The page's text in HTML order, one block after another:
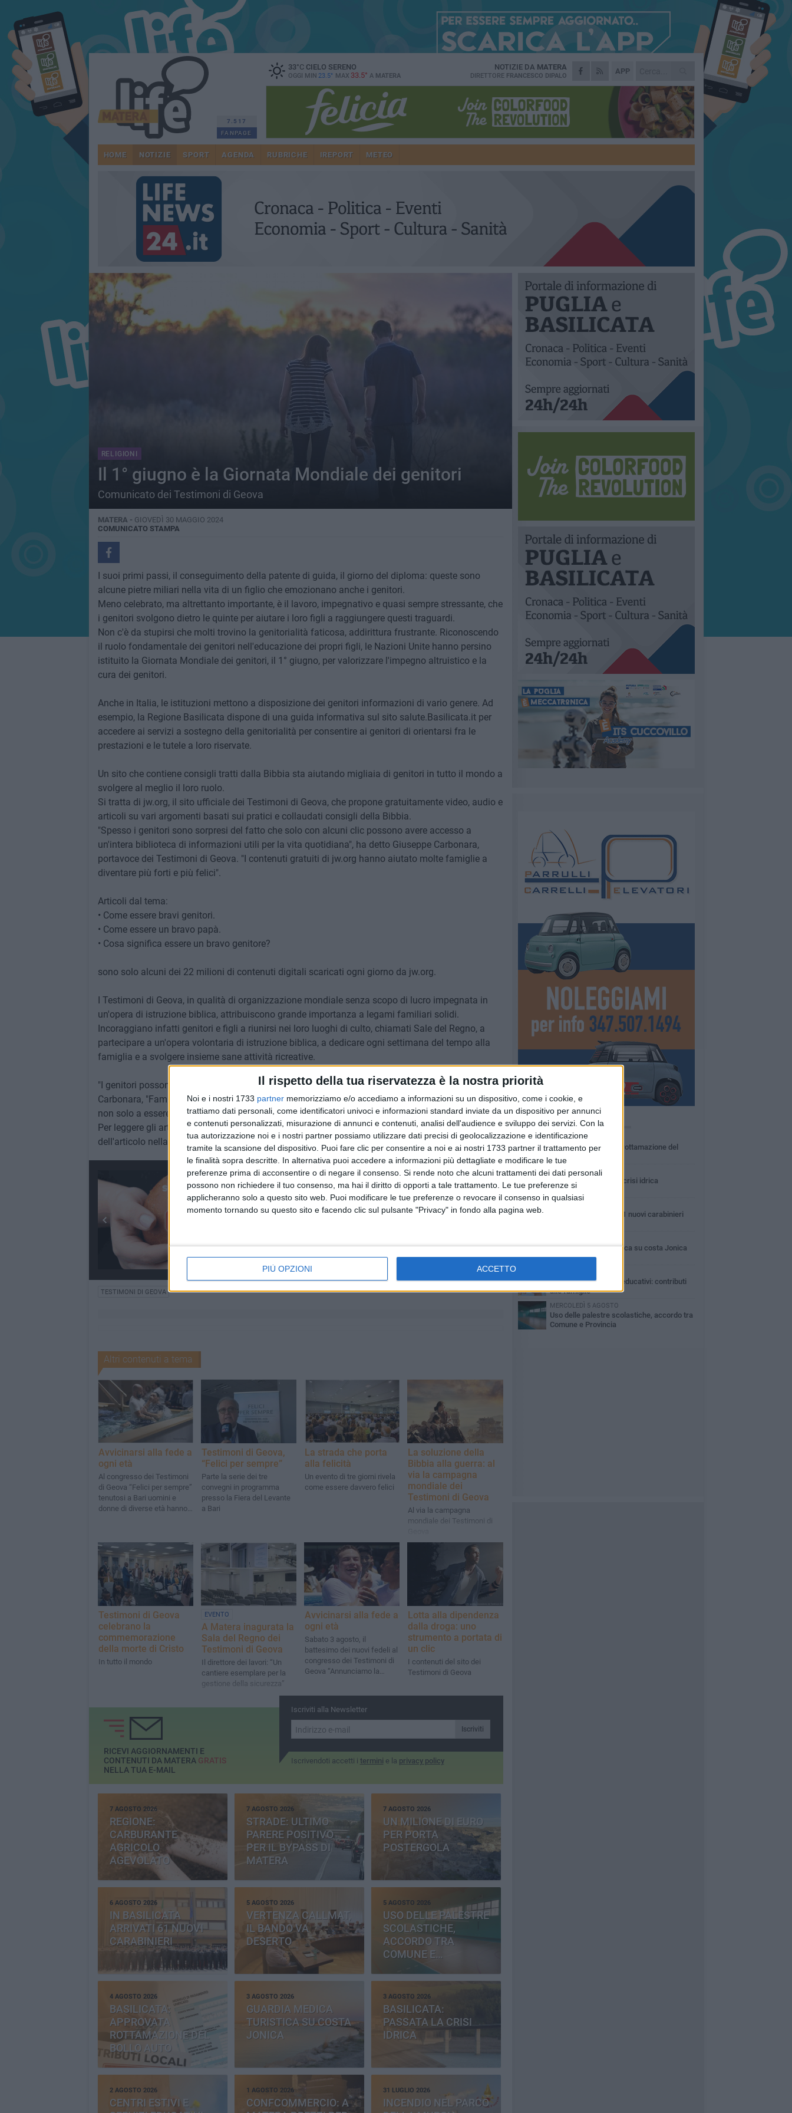
Il rispetto della tua riservatezza è la nostra priorità
Noi e i nostri 1733 partner memorizziamo e/o accediamo a informazioni su un dispositivo, come i cookie, e
trattiamo dati personali, come identificatori univoci e informazioni standard inviate da un dispositivo per annunci
e contenuti personalizzati, misurazione di annunci e contenuti, analisi dell'audience e sviluppo dei servizi. Con la
tua autorizzazione noi e i nostri partner possiamo utilizzare dati precisi di geolocalizzazione e identificazione
tramite la scansione del dispositivo. Puoi fare clic per consentire a noi e ai nostri 1733 partner il trattamento per
le finalità sopra descritte. In alternativa puoi accedere a informazioni più dettagliate e modificare le tue
preferenze prima di acconsentire o di negare il consenso. Si rende noto che alcuni trattamenti dei dati personali
possono non richiedere il tuo consenso, ma hai il diritto di opporti a tale trattamento. Le tue preferenze si
applicheranno solo a questo sito web. Puoi modificare le tue preferenze o revocare il consenso in qualsiasi
momento tornando su questo sito e facendo clic sul pulsante "Privacy" in fondo alla pagina web.
PIÙ OPZIONI ACCETTO
7.517
FANPAGE
33°CCIELO SERENO
OGGI MIN 23.5° MAX 33.5° A MATERA
APP
NOTIZIE DA MATERA
DIRETTORE FRANCESCO DIPALO
HOME NOTIZIE SPORT AGENDA RUBRICHE IREPORT METEO
RELIGIONI
Il 1° giugno è la Giornata Mondiale dei genitori
Comunicato dei Testimoni di Geova
MATERA - GIOVEDÌ 30 MAGGIO 2024
COMUNICATO STAMPA
I suoi primi passi, il conseguimento della patente di guida, il giorno del diploma: queste sono
alcune pietre miliari nella vita di un figlio che emozionano anche i genitori.
Meno celebrato, ma altrettanto importante, è il lavoro, impegnativo e quasi sempre stressante, che
i genitori svolgono dietro le quinte per aiutare i loro figli a raggiungere questi traguardi.
Non c'è da stupirsi che molti trovino la genitorialità faticosa, addirittura frustrante. Riconoscendo
il ruolo fondamentale dei genitori nell'educazione dei propri figli, le Nazioni Unite hanno persino
istituito la Giornata Mondiale dei genitori, il 1° giugno, per valorizzare l'impegno altruistico e la
cura dei genitori.
Anche in Italia, le istituzioni mettono a disposizione dei genitori informazioni di vario genere. Ad
esempio, la Regione Basilicata dispone di una guida informativa sul sito salute.Basilicata.it per
accedere ai servizi a sostegno della genitorialità per consentire ai genitori di orientarsi fra le
prestazioni e le tutele a loro riservate.
Un sito che contiene consigli tratti dalla Bibbia sta aiutando migliaia di genitori in tutto il mondo a
svolgere al meglio il loro ruolo.
Si tratta di jw.org, il sito ufficiale dei Testimoni di Geova, che propone gratuitamente video, audio e
articoli su vari argomenti basati sui pratici e collaudati consigli della Bibbia.
"Spesso i genitori sono sorpresi del fatto che solo con alcuni clic possono avere accesso a
un'intera biblioteca di informazioni utili per la vita quotidiana", ha detto Giuseppe Carbonara,
portavoce dei Testimoni di Geova. "I contenuti gratuiti di jw.org hanno aiutato molte famiglie a
diventare più forti e più felici".
Articoli dal tema:
• Come essere bravi genitori.
• Come essere un bravo papà.
• Cosa significa essere un bravo genitore?
sono solo alcuni dei 22 milioni di contenuti digitali scaricati ogni giorno da jw.org.
I Testimoni di Geova, in qualità di organizzazione mondiale senza scopo di lucro impegnata in
un'opera di istruzione biblica, attribuiscono grande importanza a legami familiari solidi.
Incoraggiano infatti genitori e figli a riunirsi nei loro luoghi di culto, chiamati Sale del Regno, a
partecipare a un'opera volontaria di istruzione biblica, a dedicare ogni settimana del tempo alla
famiglia e a svolgere insieme sane attività ricreative.
"I genitori possono fare molto perché all'interno della famiglia regnino amore e unità", ha detto
Carbonara, "Famiglie forti creano comunità forti. Nei nostri luoghi di culto genitori e figli imparano
non solo a essere buoni cristiani, ma anche bravi componenti della società".
Per leggere gli articoli elencati sopra e i contenuti ad essi correlati, visita jw.org e digita il titolo
dell'articolo nella barra di ricerca
TESTIMONI DI GEOVA
Altri contenuti a tema
Avvicinarsi alla fede a
ogni età
Al congresso dei Testimoni
di Geova “Felici per sempre”
tenutosi a Bari uomini e
donne di diverse età hanno
Testimoni di Geova,
“Felici per sempre”
Parte la serie dei tre
convegni in programma
presso la Fiera del Levante
a Bari
La strada che porta
alla felicità
Un evento di tre giorni rivela
come essere davvero felici
La soluzione della
Bibbia alla guerra: al
via la campagna
mondiale dei
Testimoni di Geova
Al via la campagna
mondiale dei Testimoni di
Testimoni di Geova
celebrano la
commemorazione
della morte di Cristo
In tutto il mondo
EVENTO
A Matera inagurata la
Sala del Regno dei
Testimoni di Geova
Il direttore dei lavori: “Un
cantiere esemplare per la
gestione della sicurezza”
Avvicinarsi alla fede a
ogni età
Sabato 3 agosto, il
battesimo dei nuovi fedeli al
congresso dei Testimoni di
Geova “Annunciamo la
Lotta alla dipendenza
dalla droga: uno
strumento a portata di
un clic
I contenuti del sito dei
Testimoni di Geova
Iscriviti alla Newsletter
Iscriviti
Iscrivendoti accetti i termini e la privacy policy
RICEVI AGGIORNAMENTI E
CONTENUTI DA MATERA GRATIS
NELLA TUA E-MAIL
7 AGOSTO 2026
REGIONE:
CARBURANTE
AGRICOLO
AGEVOLATO
7 AGOSTO 2026
STRADE: ULTIMO
PARERE POSITIVO
PER IL BYPASS DI
MATERA
7 AGOSTO 2026
UN MILIONE DI EURO
PER PORTA
POSTERGOLA
6 AGOSTO 2026
IN BASILICATA
ARRIVATI 61 NUOVI
CARABINIERI
5 AGOSTO 2026
VERTENZA CALLMAT,
IL BANDO VA
DESERTO
5 AGOSTO 2026
USO DELLE PALESTRE
SCOLASTICHE,
ACCORDO TRA
COMUNE E
PROVINCIA
4 AGOSTO 2026
BASILICATA:
APPROVATA
ROTTAMAZIONE DEL
BOLLO AUTO
3 AGOSTO 2026
GUARDIA MEDICA
TURISTICA SU COSTA
JONICA
3 AGOSTO 2026
BASILICATA:
PASSATA LA CRISI
IDRICA
2 AGOSTO 2026
CENTRI ESTIVI E
1 AGOSTO 2026
CONFCOMMERCIO: A
31 LUGLIO 2026
INCENDIO NEL PARCO
PIÙ LETTI QUESTA SETTIMANA
MARTEDÌ 4 AGOSTO
Basilicata: approvata rottamazione del
bollo auto
LUNEDÌ 3 AGOSTO
Basilicata: passata la crisi idrica
GIOVEDÌ 6 AGOSTO
In Basilicata arrivati 61 nuovi carabinieri
Guardia medica turistica su costa Jonica
Centri estivi e servizi educativi: contributi
alle famiglie
MERCOLEDÌ 5 AGOSTO
Uso delle palestre scolastiche, accordo tra
Comune e Provincia